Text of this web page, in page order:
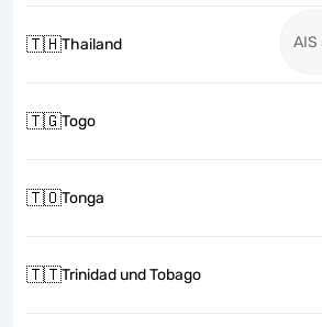
🇹🇭Thailand AIS
🇹🇬Togo
🇹🇴Tonga
🇹🇹Trinidad und Tobago